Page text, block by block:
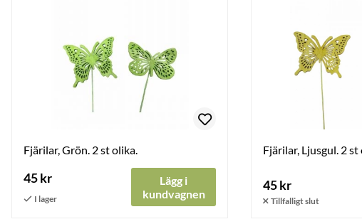
Fjärilar, Grön. 2 st olika.
45 kr
Lägg i
kundvagnen
Fjärilar, Ljusgul. 2 st
45 kr